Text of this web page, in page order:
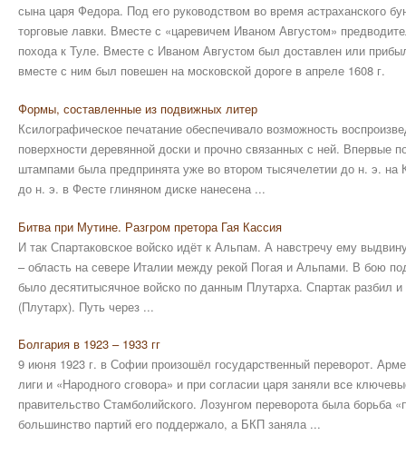
сына царя Федора. Под его руководством во время астраханского
торговые лавки. Вместе с «царевичем Иваном Августом»
похода к Туле. Вместе с Иваном Августом был доставлен или
вместе с ним был повешен на московской дороге в апреле 1608 г.
Формы, составленные из подвижных литер
Ксилографическое печатание обеспечивало возможность
поверхности деревянной доски и прочно связанных с ней. Впервые
штампами была предпринята уже во втором тысячелетии до н. э. на
до н. э. в Фесте глиняном диске нанесена ...
Битва при Мутине. Разгром претора Гая Кассия
И так Спартаковское войско идёт к Альпам. А навстречу ему
– область на севере Италии между рекой Погая и Альпами. В бою
было десятитысячное войско по данным Плутарха. Спартак разбил
(Плутарх). Путь через ...
Болгария в 1923 – 1933 гг
9 июня 1923 г. в Софии произошёл государственный переворот.
лиги и «Народного сговора» и при согласии царя заняли все
правительство Стамболийского. Лозунгом переворота была борьба
большинство партий его поддержало, а БКП заняла ...